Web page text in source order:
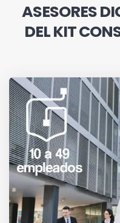
ASESORES
DEL KIT